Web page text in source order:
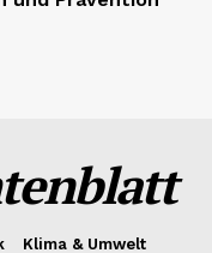
Klima & Umwelt